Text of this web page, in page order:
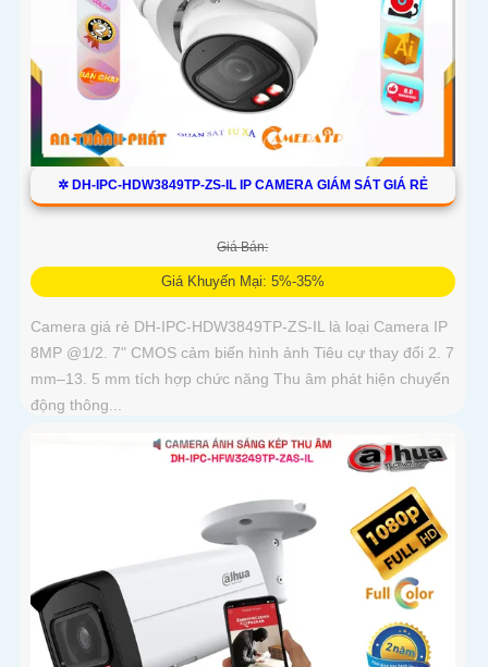
✲ DH-IPC-HDW3849TP-ZS-IL IP CAMERA GIÁM SÁT GIÁ RẺ
Giá Bán:
Giá Khuyến Mại: 5%-35%
Camera giá rẻ DH-IPC-HDW3849TP-ZS-IL là loại Camera IP
8MP @1/2. 7" CMOS cảm biến hình ảnh Tiêu cự thay đổi 2. 7
mm–13. 5 mm tích hợp chức năng Thu âm phát hiện chuyển
động thông...